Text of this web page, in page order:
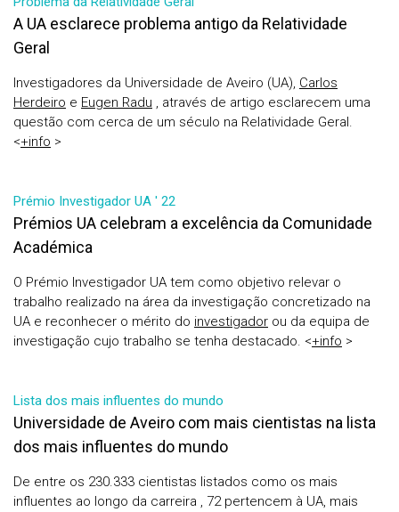
A UA esclarece problema antigo da Relatividade
Geral
Investigadores da Universidade de Aveiro (UA), Carlos
Herdeiro e Eugen Radu , através de artigo esclarecem uma
questão com cerca de um século na Relatividade Geral.
<+info >
Prémio Investigador UA ' 22
Prémios UA celebram a excelência da Comunidade
Académica
O Prémio Investigador UA tem como objetivo relevar o
trabalho realizado na área da investigação concretizado na
UA e reconhecer o mérito do investigador ou da equipa de
investigação cujo trabalho se tenha destacado. <+info >
Lista dos mais influentes do mundo
Universidade de Aveiro com mais cientistas na lista
dos mais influentes do mundo
De entre os 230.333 cientistas listados como os mais
influentes ao longo da carreira , 72 pertencem à UA, mais